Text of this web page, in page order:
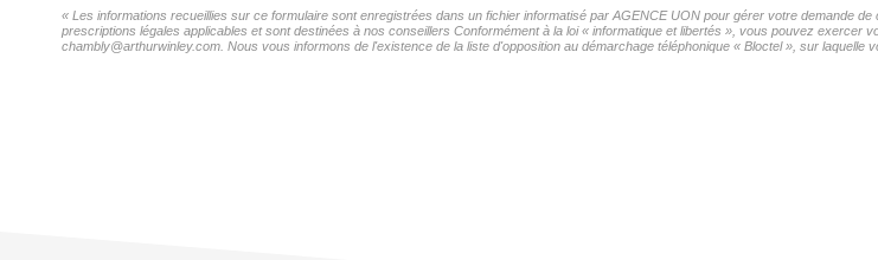
« Les informations recueillies sur ce formulaire sont enregistrées dans un fichier informatisé par AGENCE UON pour gérer votre demande
prescriptions légales applicables et sont destinées à nos conseillers Conformément à la loi « informatique et libertés », vous pouvez
chambly@arthurwinley.com. Nous vous informons de l'existence de la liste d'opposition au démarchage téléphonique « Bloctel », sur laquelle